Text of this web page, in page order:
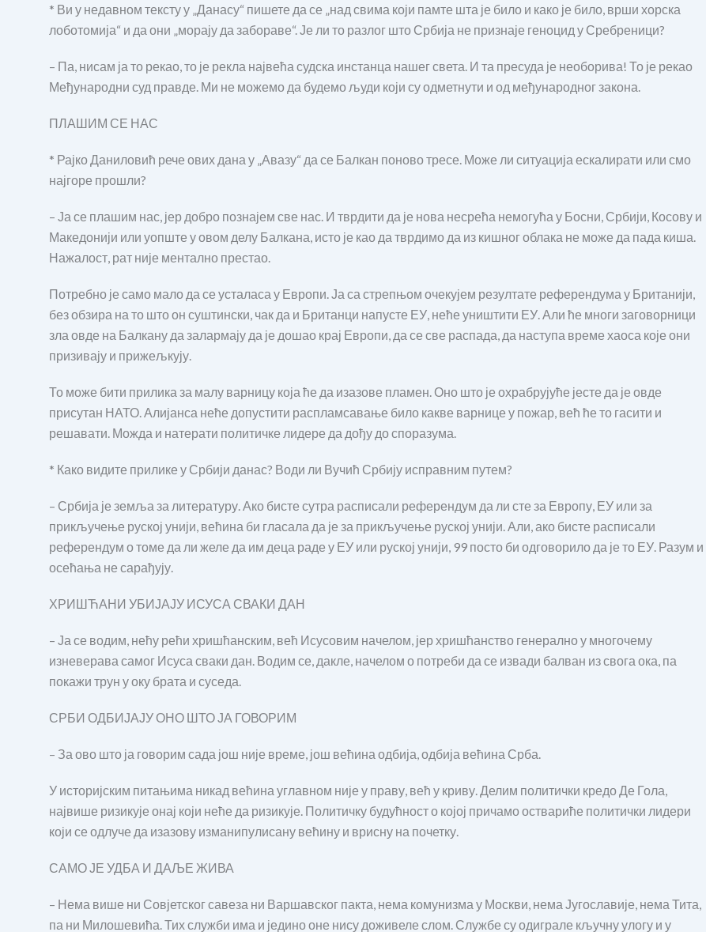
* Ви у недавном тексту у „Данасу“ пишете да се „над свима који памте шта је било и како је било, врши хорска
лоботомија“ и да они „морају да забораве“. Је ли то разлог што Србија не признаје геноцид у Сребреници?
– Па, нисам ја то рекао, то је рекла највећа судска инстанца нашег света. И та пресуда је необорива! То је рекао
Међународни суд правде. Ми не можемо да будемо људи који су одметнути и од међународног закона.
ПЛАШИМ СЕ НАС
* Рајко Даниловић рече ових дана у „Авазу“ да се Балкан поново тресе. Може ли ситуација ескалирати или смо
најгоре прошли?
– Ја се плашим нас, јер добро познајем све нас. И тврдити да је нова несрећа немогућа у Босни, Србији, Косову и
Македонији или уопште у овом делу Балкана, исто је као да тврдимо да из кишног облака не може да пада киша.
Нажалост, рат није ментално престао.
Потребно је само мало да се усталаса у Европи. Ја са стрепњом очекујем резултате референдума у Британији,
без обзира на то што он суштински, чак да и Британци напусте ЕУ, неће уништити ЕУ. Али ће многи заговорници
зла овде на Балкану да залармају да је дошао крај Европи, да се све распада, да наступа време хаоса које они
призивају и прижељкују.
То може бити прилика за малу варницу која ће да изазове пламен. Оно што је охрабрујуће јесте да је овде
присутан НАТО. Алијанса неће допустити распламсавање било какве варнице у пожар, већ ће то гасити и
решавати. Можда и натерати политичке лидере да дођу до споразума.
* Како видите прилике у Србији данас? Води ли Вучић Србију исправним путем?
– Србија је земља за литературу. Ако бисте сутра расписали референдум да ли сте за Европу, ЕУ или за
прикључење руској унији, већина би гласала да је за прикључење руској унији. Али, ако бисте расписали
референдум о томе да ли желе да им деца раде у ЕУ или руској унији, 99 посто би одговорило да је то ЕУ. Разум и
осећања не сарађују.
ХРИШЋАНИ УБИЈАЈУ ИСУСА СВАКИ ДАН
– Ја се водим, нећу рећи хришћанским, већ Исусовим начелом, јер хришћанство генерално у многочему
изневерава самог Исуса сваки дан. Водим се, дакле, начелом о потреби да се извади балван из свога ока, па
покажи трун у оку брата и суседа.
СРБИ ОДБИЈАЈУ ОНО ШТО ЈА ГОВОРИМ
– За ово што ја говорим сада још није време, још већина одбија, одбија већина Срба.
У историјским питањима никад већина углавном није у праву, већ у криву. Делим политички кредо Де Гола,
највише ризикује онај који неће да ризикује. Политичку будућност о којој причамо оствариће политички лидери
који се одлуче да изазову изманипулисану већину и врисну на почетку.
САМО ЈЕ УДБА И ДАЉЕ ЖИВА
– Нема више ни Совјетског савеза ни Варшавског пакта, нема комунизма у Москви, нема Југославије, нема Тита,
па ни Милошевића. Тих служби има и једино оне нису доживеле слом. Службе су одиграле кључну улогу и у